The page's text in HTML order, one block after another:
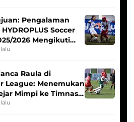
Pengalaman
Soccer
2026 Mengikuti
Putri
Raula di
League: Menemukan
Mimpi ke Timnas